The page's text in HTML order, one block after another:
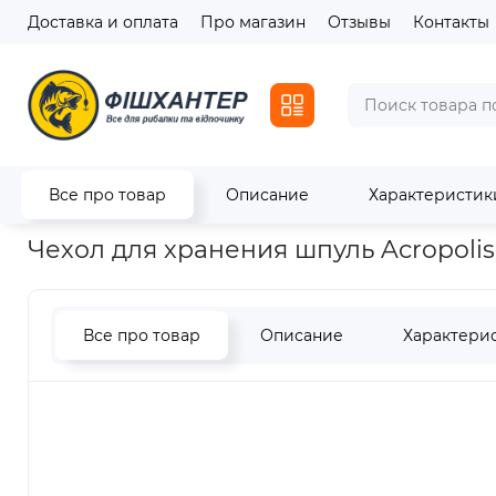
Доставка и оплата Про магазин Отзывы Контакты
Все про товар Описание
Главная Транспортировка и хранение Чехол для
Чехол для хранения шпуль
Все про товар Описание